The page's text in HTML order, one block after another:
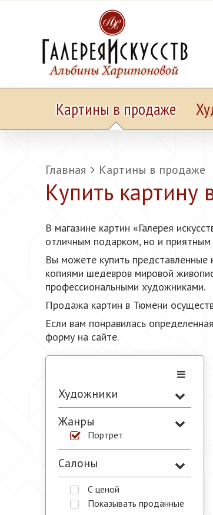
Картины в продаже
Главная Картины в продаже
Купить картину
В магазине картин «Галерея
отличным подарком, но и приятным
Вы можете купить
копиями шедевров мировой
профессиональными художниками.
Продажа картин в Тюмени
Если вам понравилась
форму на сайте.
Художники
Жанры
Портрет
Салоны
С ценой
Показывать проданные